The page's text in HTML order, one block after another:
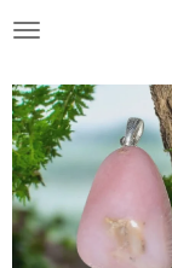
Ga
naar
de
hoofdinhoud